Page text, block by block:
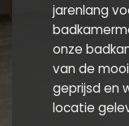
jarenlang
onze
van de
geprijsd en
locatie